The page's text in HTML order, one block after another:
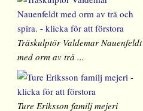
Träskulptör Valdemar Nauenfeldt
med orm av trä ...
Ture Eriksson familj mejeri